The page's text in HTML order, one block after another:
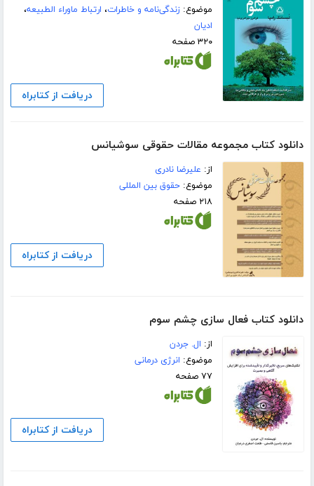
موضوع:زندگی‌نامه و خاطرات، ارتباط ماوراء الطبیعه،
ادیان
۳۲۰ صفحه
دریافت از کتابراه
دانلود کتاب مجموعه مقالات حقوقی سوشیانس
از: علیرضا نادری
موضوع:حقوق بین المللی
۲۱۸ صفحه
دریافت از کتابراه
دانلود کتاب فعال سازی چشم سوم
از: ال. جردن
موضوع: انرژی درمانی
۷۷ صفحه
دریافت از کتابراه